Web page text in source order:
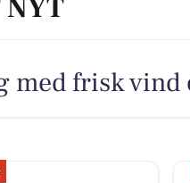
med frisk